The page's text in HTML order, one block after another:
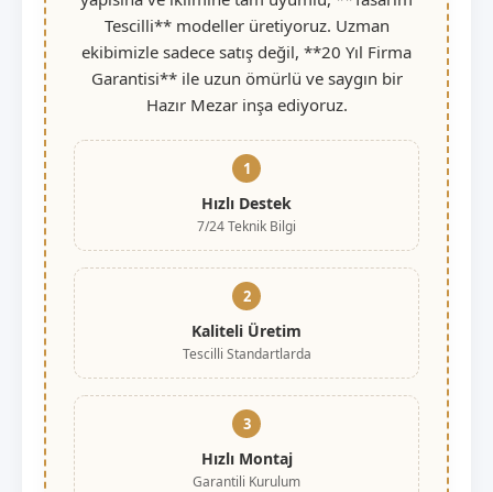
Tescilli** modeller üretiyoruz. Uzman
ekibimizle sadece satış değil, **20 Yıl Firma
Garantisi** ile uzun ömürlü ve saygın bir
Hazır Mezar inşa ediyoruz.
1
Hızlı Destek
7/24 Teknik Bilgi
2
Kaliteli Üretim
Tescilli Standartlarda
3
Hızlı Montaj
Garantili Kurulum